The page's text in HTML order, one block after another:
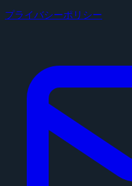
プライバシーポリシー